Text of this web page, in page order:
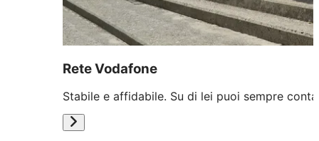
Rete Vodafone
Stabile e affidabile. Su di lei puoi sempre